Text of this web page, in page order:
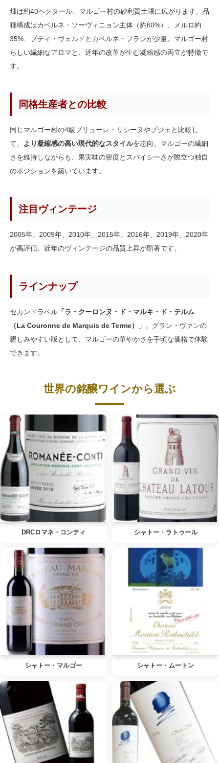
畑は約40ヘクタール、マルゴー村の砂利質土壌に広がります。品
種構成はカベルネ・ソーヴィニョン主体（約60%）、メルロ約
35%、プティ・ヴェルドとカベルネ・フランが少量。マルゴー村
らしい繊細なアロマと、近年の改革が生む凝縮感の両立が特徴で
す。
同格生産者との比較
同じマルゴー村の4級プリューレ・リシーヌやプジェと比較し
て、
より凝縮感の高い現代的なスタイルを志向。マルゴーの繊細
さを維持しながらも、果実味の密度とスパイシーさが際立つ独自
のポジションを築いています。
注目ヴィンテージ
2005年、2009年、2010年、2015年、2016年、2019年、2020年
が高評価。近年のヴィンテージの品質上昇が顕著です。
ラインナップ
セカンドラベル 「ラ・クーロンヌ・ド・マルキ・ド・テルム
（La Couronne de Marquis de Terme）」 。グラン・ヴァンの
親しみやすい版として、マルゴーの華やかさを手頃な価格で体験
できます。
世界の銘醸ワインから選ぶ
DRCロマネ・コンティ シャトー・ラトゥール
シャトー・マルゴー シャトー・ムートン